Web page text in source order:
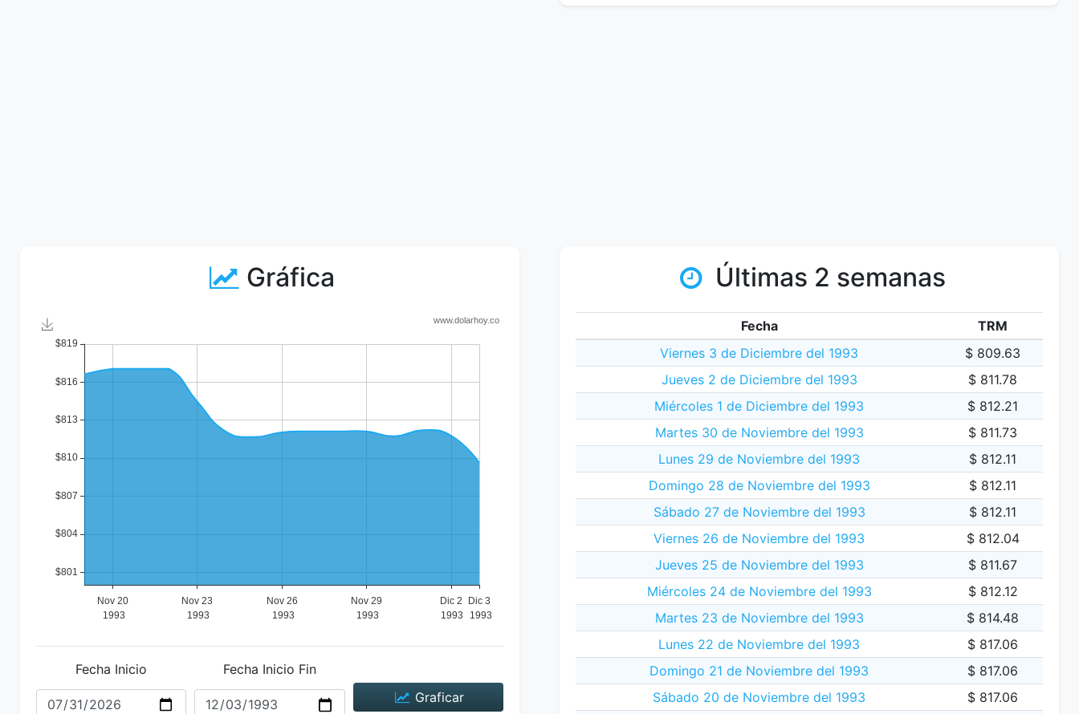
Gráfica
Fecha Inicio
Fecha Inicio Fin
Graficar
Últimas 2 semanas
Fecha
TRM
Viernes 3 de Diciembre del 1993
$ 809.63
Jueves 2 de Diciembre del 1993
$ 811.78
Miércoles 1 de Diciembre del 1993
$ 812.21
Martes 30 de Noviembre del 1993
$ 811.73
Lunes 29 de Noviembre del 1993
$ 812.11
Domingo 28 de Noviembre del 1993
$ 812.11
Sábado 27 de Noviembre del 1993
$ 812.11
Viernes 26 de Noviembre del 1993
$ 812.04
Jueves 25 de Noviembre del 1993
$ 811.67
Miércoles 24 de Noviembre del 1993
$ 812.12
Martes 23 de Noviembre del 1993
$ 814.48
Lunes 22 de Noviembre del 1993
$ 817.06
Domingo 21 de Noviembre del 1993
$ 817.06
Sábado 20 de Noviembre del 1993
$ 817.06